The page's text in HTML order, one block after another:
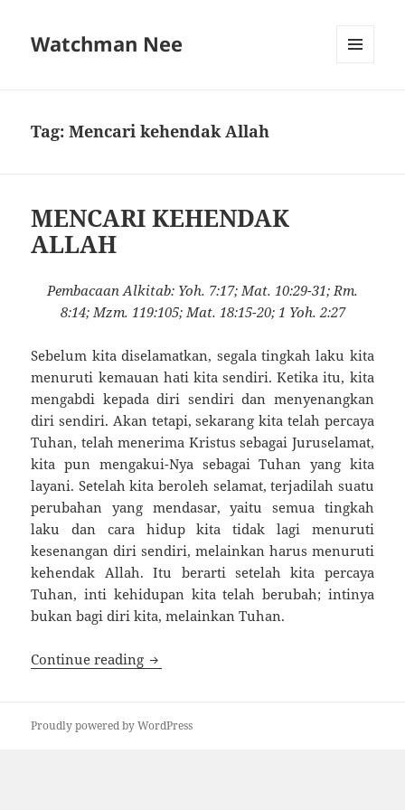
Watchman Nee
Tag:Mencari kehendak Allah
MENCARI KEHENDAK
ALLAH
Pembacaan Alkitab: Yoh. 7:17; Mat. 10:29-31; Rm.
8:14; Mzm. 119:105; Mat. 18:15-20; 1 Yoh. 2:27
Sebelum kita diselamatkan, segala tingkah laku kita
menuruti kemauan hati kita sendiri. Ketika itu, kita
mengabdi kepada diri sendiri dan menyenangkan
diri sendiri. Akan tetapi, se­karang kita telah percaya
Tuhan, telah menerima Kristus sebagai Juruselamat,
kita pun mengakui-Nya sebagai Tuhan yang kita
layani. Setelah kita beroleh selamat, terjadilah suatu
per­ubahan yang mendasar, yaitu semua tingkah
laku dan cara hidup kita tidak lagi menuruti
kesenangan diri sen­diri, melainkan harus menuruti
kehendak Allah. Itu ber­arti setelah kita percaya
Tuhan, inti kehidupan kita te­lah berubah; intinya
bukan bagi diri kita, melainkan Tuhan.
Continue reading MENCARI KEHENDAK ALLAH
Proudly powered by WordPress